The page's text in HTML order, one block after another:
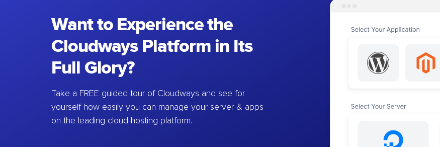
Want to Experience the
Cloudways Platform in Its
Full Glory?
Take a FREE guided tour of Cloudways and see for
yourself how easily you can manage your server & apps
on the leading cloud-hosting platform.